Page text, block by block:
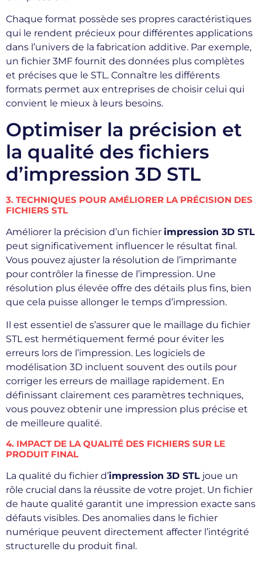
Chaque format possède ses propres caractéristiques
qui le rendent précieux pour différentes applications
dans l’univers de la fabrication additive. Par exemple,
un fichier 3MF fournit des données plus complètes
et précises que le STL. Connaître les différents
formats permet aux entreprises de choisir celui qui
convient le mieux à leurs besoins.
Optimiser la précision et
la qualité des fichiers
d’impression 3D STL
3. TECHNIQUES POUR AMÉLIORER LA PRÉCISION DES
FICHIERS STL
Améliorer la précision d’un fichier impression 3D STL
peut significativement influencer le résultat final.
Vous pouvez ajuster la résolution de l’imprimante
pour contrôler la finesse de l’impression. Une
résolution plus élevée offre des détails plus fins, bien
que cela puisse allonger le temps d’impression.
Il est essentiel de s’assurer que le maillage du fichier
STL est hermétiquement fermé pour éviter les
erreurs lors de l’impression. Les logiciels de
modélisation 3D incluent souvent des outils pour
corriger les erreurs de maillage rapidement. En
définissant clairement ces paramètres techniques,
vous pouvez obtenir une impression plus précise et
de meilleure qualité.
4. IMPACT DE LA QUALITÉ DES FICHIERS SUR LE
PRODUIT FINAL
La qualité du fichier d’impression 3D STL joue un
rôle crucial dans la réussite de votre projet. Un fichier
de haute qualité garantit une impression exacte sans
défauts visibles. Des anomalies dans le fichier
numérique peuvent directement affecter l’intégrité
structurelle du produit final.